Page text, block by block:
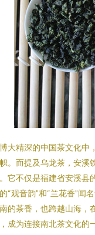
大精深的中国茶文化中
。而提及乌龙茶，安溪
它不仅是福建省安溪县
“观音韵”和“兰花香”闻
的茶香，也跨越山海，
成为连接南北茶文化的